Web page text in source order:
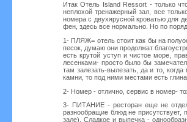
Итак Отель Island Ressort - только
неплохой тренажерный зал, все
номера с двухярусной кроватью для
фен, здесь все нормально. Но по
1- ПЛЯЖ= отель стоит как бы на
песок, думаю они продолжат
есть крутой уступ и чистое море,
лесенками- просто было бы
там залезать-вылезать, да и то,
камни, то под ними местами есть
2- Номер - отлично, сервис в номер-
3- ПИТАНИЕ - ресторан еще не
разнообращие блюд не
зале). Сладкое и выпечка -